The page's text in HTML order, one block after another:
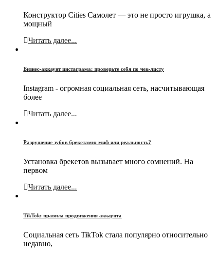
Конструктор Cities Самолет — это не просто игрушка, а
мощный
Читать далее...
Бизнес-аккаунт инстаграма: проверьте себя по чек-листу
Instagram - огромная социальная сеть, насчитывающая
более
Читать далее...
Разрушение зубов брекетами: миф или реальность?
Установка брекетов вызывает много сомнений. На
первом
Читать далее...
TikTok: правила продвижения аккаунта
Социальная сеть TikTok стала популярно относительно
недавно,